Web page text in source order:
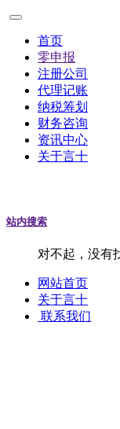
首页
零申报
注册公司
代理记账
纳税筹划
财务咨询
资讯中心
关于言十
站内搜索
对不起，没有
网站首页
关于言十
联系我们